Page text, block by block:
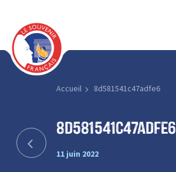
Accueil 8d581541c47adfe6
8d581541c47adfe6
11 juin 2022